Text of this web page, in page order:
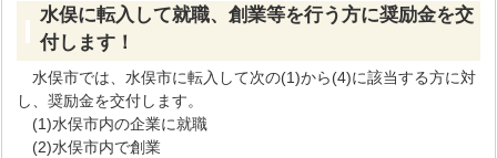
水俣に転入して就職、創業等を行う方に奨励金を交
付します！
水俣市では、水俣市に転入して次の(1)から(4)に該当する方に対
し、奨励金を交付します。
(1)水俣市内の企業に就職
(2)水俣市内で創業